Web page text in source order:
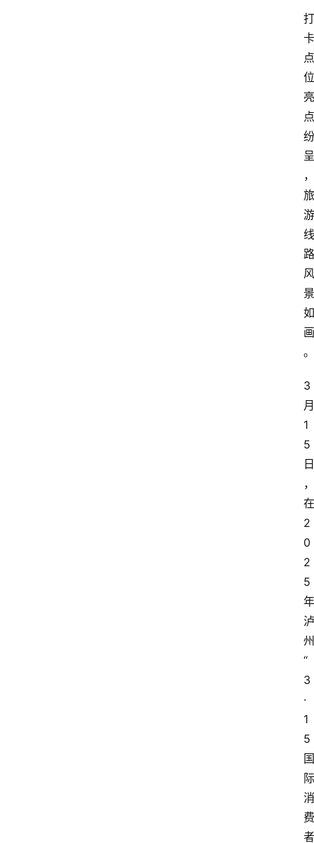
打
卡
点
位
亮
点
纷
呈
，
旅
游
线
路
风
景
如
画
。
3
月
1
5
日
，
在
2
0
2
5
年
泸
州
“
3
·
1
5
国
际
消
费
者